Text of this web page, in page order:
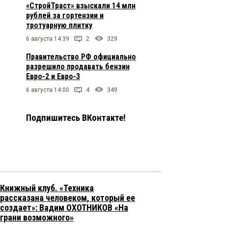
«СтройТраст» взыскали 14 млн
рублей за гортензии и
тротуарную плитку
6 августа 14:39 2 329
Правительство РФ официально
разрешило продавать бензин
Евро-2 и Евро-3
6 августа 14:00 4 349
Подпишитесь ВКонтакте!
Книжный клуб. «Техника
рассказана человеком, который ее
создает»: Вадим ОХОТНИКОВ «На
грани возможного»